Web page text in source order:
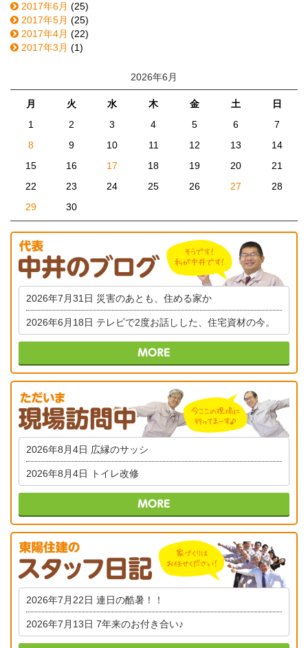
2017年6月 (25)
2017年5月 (25)
2017年4月 (22)
2017年3月 (1)
2026年6月
月 火 水 木 金 土
日
1
2 3 4 5 6
7
8
9 10 11 12 13
14
15
16 17 18 19 20
21
22
23 24 25 26 27
28
29
30
2026年7月31日 災害のあとも、住める家か
2026年6月18日 テレビで2度お話しした、住宅資材の今。
2026年8月4日 広縁のサッシ
2026年8月4日 トイレ改修
2026年7月22日 連日の酷暑！！
2026年7月13日 7年来のお付き合い♪